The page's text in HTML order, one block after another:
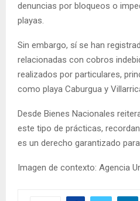
denuncias por bloqueos o
playas.
Sin embargo, sí se han
relacionadas con cobros
realizados por particulares,
como playa Caburgua y
Desde Bienes Nacionales
este tipo de prácticas,
es un derecho garantizado
Imagen de contexto: Agencia